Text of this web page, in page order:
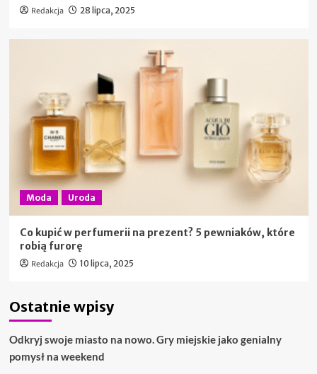
Redakcja 28 lipca, 2025
Moda Uroda
Co kupić w perfumerii na prezent? 5 pewniaków, które
robią furorę
Redakcja 10 lipca, 2025
Ostatnie wpisy
Odkryj swoje miasto na nowo. Gry miejskie jako genialny
pomysł na weekend